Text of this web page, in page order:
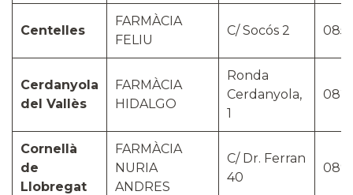
Centelles
FARMÀCIA
FELIU
C/ Socós 2
Cerdanyola
del Vallès
FARMÀCIA
HIDALGO
Ronda
Cerdanyola,
1
Cornellà
de
Llobregat
FARMÀCIA
NURIA
ANDRES
C/ Dr. Ferran
40